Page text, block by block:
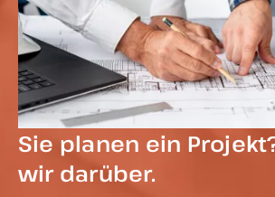
Sie planen ein
wir darüber.